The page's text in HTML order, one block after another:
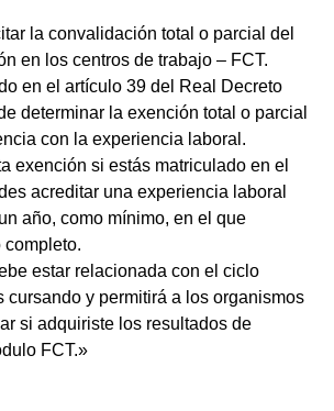
la convalidación total o parcial del
en los centros de trabajo – FCT.
en el artículo 39 del Real Decreto
determinar la exención total o parcial
con la experiencia laboral.
exención si estás matriculado en el
acreditar una experiencia laboral
año, como mínimo, en el que
completo.
estar relacionada con el ciclo
cursando y permitirá a los organismos
si adquiriste los resultados de
FCT.»